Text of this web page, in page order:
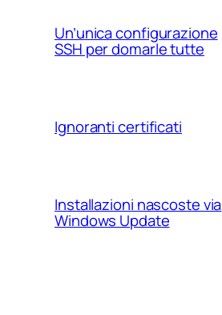
Un’unica configurazione
SSH per domarle tutte
Ignoranti certificati
Installazioni nascoste via
Windows Update